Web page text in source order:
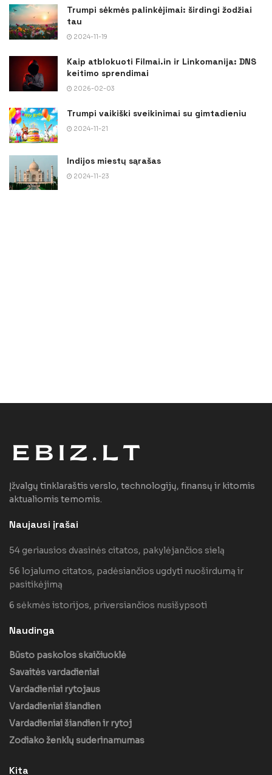
Trumpi sėkmės palinkėjimai: širdingi žodžiai
tau
2024-11-19
Kaip atblokuoti Filmai.in ir Linkomanija: DNS
keitimo sprendimai
2026-02-03
Trumpi vaikiški sveikinimai su gimtadieniu
2024-11-21
Indijos miestų sąrašas
2024-11-23
Įžvalgų tinklaraštis verslo, technologijų, finansų ir kitomis
aktualiomis temomis.
Naujausi įrašai
54 geriausios dvasinės citatos, pakylėjančios sielą
56 lojalumo citatos, padėsiančios ugdyti nuoširdumą ir
pasitikėjimą
6 sėkmės istorijos, priversiančios nusišypsoti
Naudinga
Būsto paskolos skaičiuoklė
Savaitės vardadieniai
Vardadieniai rytojaus
Vardadieniai šiandien
Vardadieniai šiandien ir rytoj
Zodiako ženklų suderinamumas
Kita